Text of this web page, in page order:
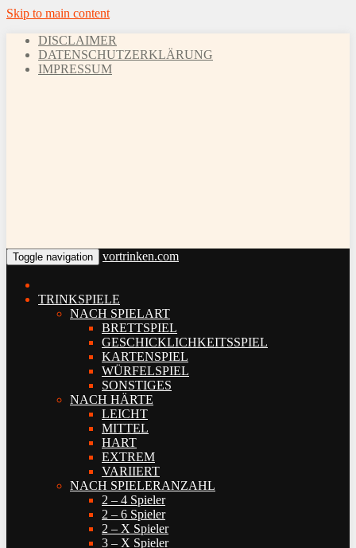
Skip to main content
DISCLAIMER
DATENSCHUTZERKLÄRUNG
IMPRESSUM
Toggle navigation vortrinken.com
TRINKSPIELE
NACH SPIELART
BRETTSPIEL
GESCHICKLICHKEITSSPIEL
KARTENSPIEL
WÜRFELSPIEL
SONSTIGES
NACH HÄRTE
LEICHT
MITTEL
HART
EXTREM
VARIIERT
NACH SPIELERANZAHL
2 – 4 Spieler
2 – 6 Spieler
2 – X Spieler
3 – X Spieler